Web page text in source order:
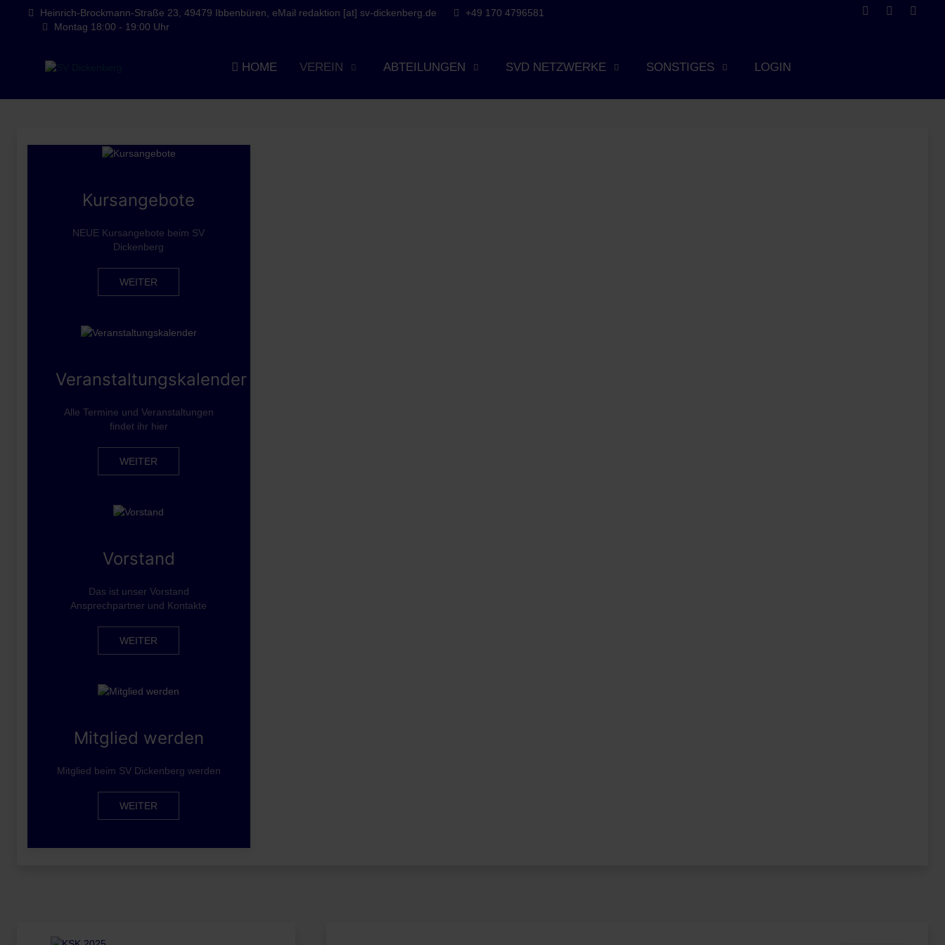
Heinrich-Brockmann-Straße 23, 49479 Ibbenbüren, eMail redaktion [at] sv-dickenberg.de
+49 170 4796581
Montag 18:00 - 19:00 Uhr
HOME VEREIN ABTEILUNGEN SVD NETZWERKE SONSTIGES LOGIN
Kursangebote
NEUE Kursangebote beim SV
Dickenberg
WEITER
Veranstaltungskalender
Alle Termine und Veranstaltungen
findet ihr hier
WEITER
Vorstand
Das ist unser Vorstand
Ansprechpartner und Kontakte
WEITER
Mitglied werden
Mitglied beim SV Dickenberg werden
WEITER